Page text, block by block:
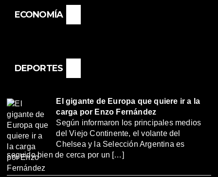
ECONOMÍA
DEPORTES
El gigante de Europa que quiere ir a la
carga por Enzo Fernández
Según informaron los principales medios
del Viejo Continente, el volante del
Chelsea y la Selección Argentina es
seguido bien de cerca por un […]